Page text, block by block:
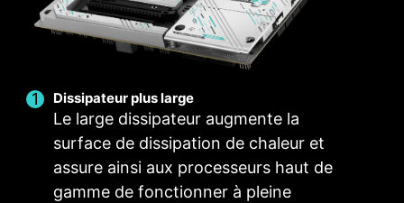
Dissipateur plus large
Le large dissipateur augmente la
surface de dissipation de chaleur et
assure ainsi aux processeurs haut de
gamme de fonctionner à pleine
PROFILS MULTIPLES
VENTILATEUR
MANUEL